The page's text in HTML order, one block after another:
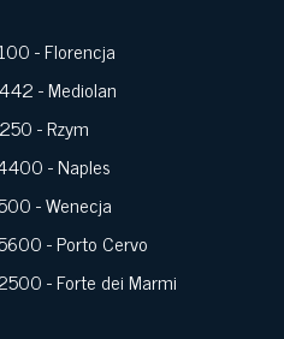
- Florencja
- Mediolan
- Rzym
- Naples
- Wenecja
- Porto Cervo
- Forte dei Marmi